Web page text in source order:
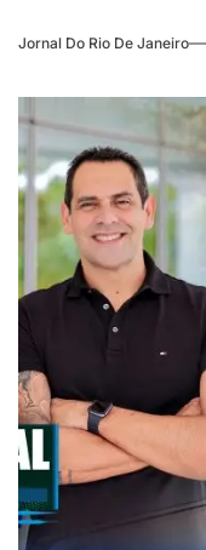
Jornal Do Rio De Janeiro